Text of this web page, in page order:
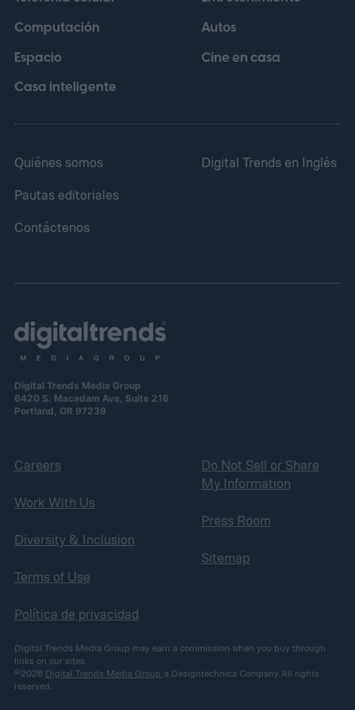
Computación
Espacio
Casa inteligente
Autos
Cine en casa
Quiénes somos
Pautas editoriales
Contáctenos
Digital Trends en Inglés
Digital Trends Media Group
6420 S. Macadam Ave, Suite 216
Portland, OR 97239
Careers
Work With Us
Diversity & Inclusion
Terms of Use
Política de privacidad
Do Not Sell or Share
My Information
Press Room
Sitemap
Digital Trends Media Group may earn a commission when you buy through
links on our sites.
©2026 Digital Trends Media Group , a Designtechnica Company. All rights
reserved.